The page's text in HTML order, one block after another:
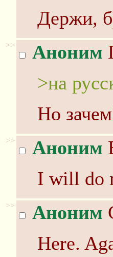
Держи,
>> Аноним
>на
Но
>> Аноним
I will do
>> Аноним
Here.